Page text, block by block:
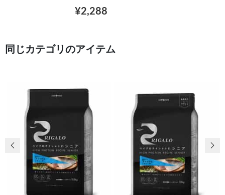
¥2,288
同じカテゴリのアイテム
前の画像 次